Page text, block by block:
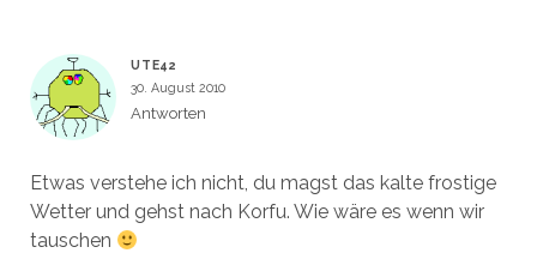
UTE42
30. August 2010
Antworten
Etwas verstehe ich nicht, du magst das kalte frostige
Wetter und gehst nach Korfu. Wie wäre es wenn wir
tauschen